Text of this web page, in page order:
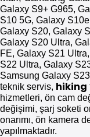
Galaxy S9+ G965,
S10 5G, Galaxy
Galaxy S20, Galaxy
Galaxy S20 Ultra,
FE, Galaxy S21
S22 Ultra, Galaxy
Samsung Galaxy
teknik servis, hiking
hizmetleri, ön cam
değişimi, şarj soketi
onarımı, ön kamera
yapılmaktadır.